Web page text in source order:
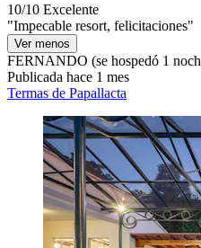
10/10 Excelente
"Impecable resort, felicitaciones"
Ver menos
FERNANDO (se hospedó 1
Publicada hace 1 mes
Termas de Papallacta